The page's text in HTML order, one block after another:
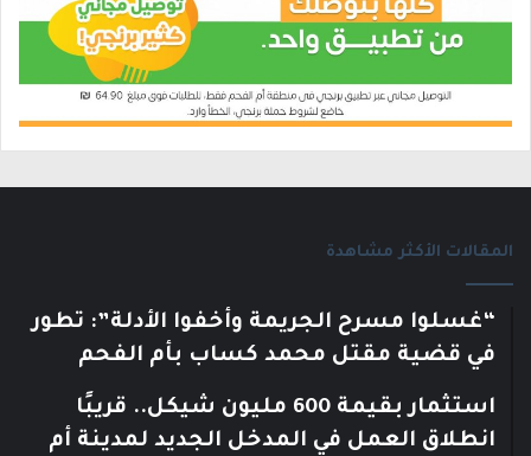
المقالات الأكثر مشاهدة
“غسلوا مسرح الجريمة وأخفوا الأدلة”: تطور
في قضية مقتل محمد كساب بأم الفحم
استثمار بقيمة 600 مليون شيكل.. قريبًا
انطلاق العمل في المدخل الجديد لمدينة أم